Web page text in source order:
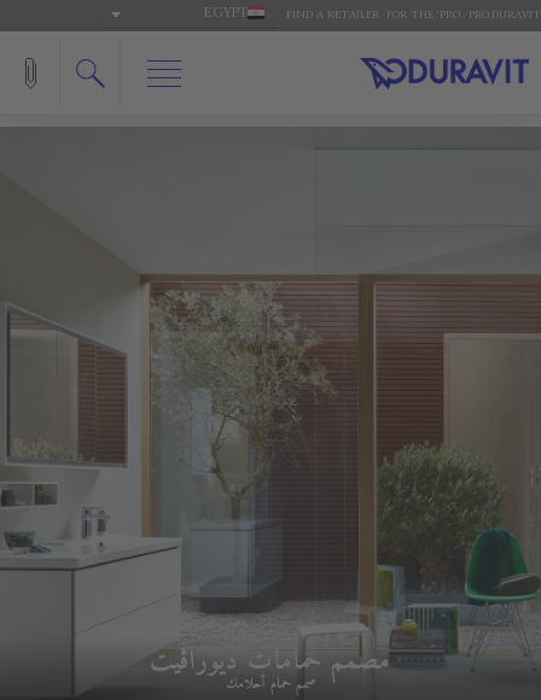
FOR THE 'PRO': PRO.DURAVIT
FIND A RETAILER
EGYPT
مصمم حمامات ديوراڨيت
صمم حمام أحلامك